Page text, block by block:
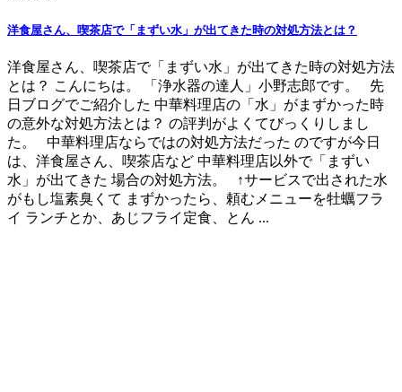
洋食屋さん、喫茶店で「まずい水」が出てきた時の対処方法とは？
洋食屋さん、喫茶店で「まずい水」が出てきた時の対処方法
とは？ こんにちは。 「浄水器の達人」小野志郎です。 先
日ブログでご紹介した 中華料理店の「水」がまずかった時
の意外な対処方法とは？ の評判がよくてびっくりしまし
た。 中華料理店ならではの対処方法だった のですが今日
は、洋食屋さん、喫茶店など 中華料理店以外で「まずい
水」が出てきた 場合の対処方法。 ↑サービスで出された水
がもし塩素臭くて まずかったら、頼むメニューを牡蠣フラ
イ ランチとか、あじフライ定食、とん ...